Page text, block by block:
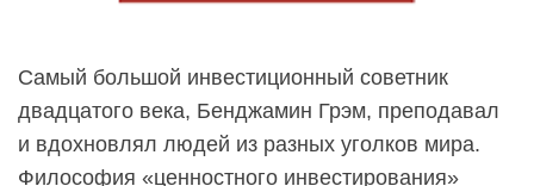
Самый большой инвестиционный советник
двадцатого века, Бенджамин Грэм, преподавал
и вдохновлял людей из разных уголков мира.
Философия «ценностного инвестирования»